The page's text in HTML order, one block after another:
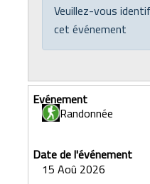
Veuillez-vous
cet événement
Randonnée
15 Aoû 2026